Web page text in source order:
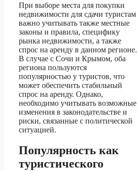
При выборе места для покупки
недвижимости для сдачи туристам
важно учитывать также местные
законы и правила, специфику
рынка недвижимости, а также
спрос на аренду в данном регионе.
В случае с Сочи и Крымом, оба
региона пользуются
популярностью у туристов, что
может обеспечить стабильный
спрос на аренду. Однако,
необходимо учитывать возможные
изменения в законодательстве и
риски, связанные с политической
ситуацией.
Популярность как
туристического